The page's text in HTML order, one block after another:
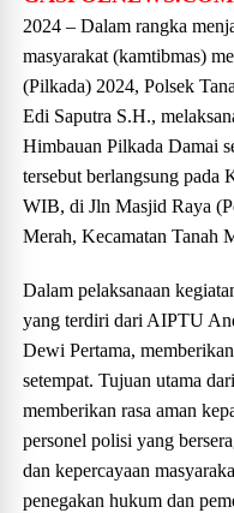
2024 – Dalam rangka
masyarakat (kamtibmas)
(Pilkada) 2024, Polsek
Edi Saputra S.H.,
Himbauan Pilkada Damai
tersebut berlangsung pada
WIB, di Jln Masjid Raya
Merah, Kecamatan Tanah
Dalam pelaksanaan
yang terdiri dari AIPTU
Dewi Pertama,
setempat. Tujuan utama
memberikan rasa aman
personel polisi yang
dan kepercayaan
penegakan hukum dan